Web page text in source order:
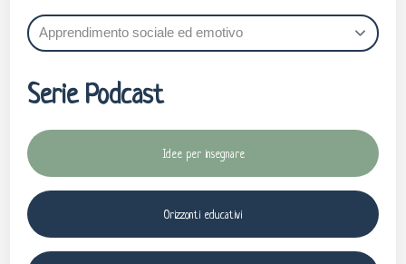
Serie Podcast
Idee per insegnare
Orizzonti educativi